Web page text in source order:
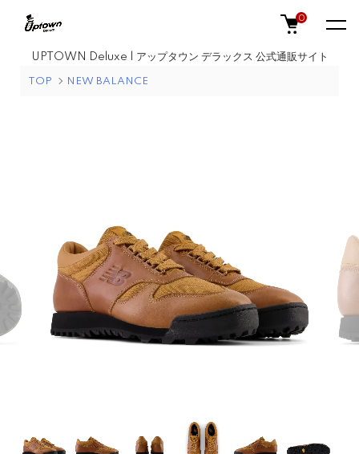
UPTOWN Deluxe | アップタウン デラックス 公式通販サイト
0
TOP NEW BALANCE